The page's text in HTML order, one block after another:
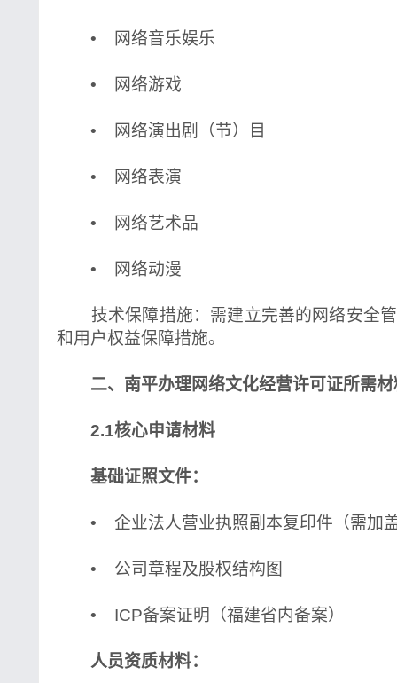
• 网络音乐娱乐
• 网络游戏
• 网络演出剧（节）目
• 网络表演
• 网络艺术品
• 网络动漫
技术保障措施：需建立完善的网络安全管
和用户权益保障措施。
二、南平办理网络文化经营许可证所需材
2.1核心申请材料
基础证照文件：
• 企业法人营业执照副本复印件（需加
• 公司章程及股权结构图
• ICP备案证明（福建省内备案）
人员资质材料：